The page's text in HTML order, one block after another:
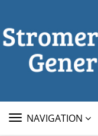
TOGGLE
NAVIGATION